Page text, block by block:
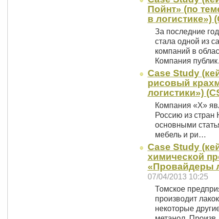
Пойнт» (по
в логистике»)
За последние
стала одной из
компаний в
Компания
Case Study
рисовый
логистики»)
Компания «X»
Россию из стран
основными
мебель и ри…
Case Study
химической
«Провайдеры
07/04/2013 10:25
Томское
производит
некоторые